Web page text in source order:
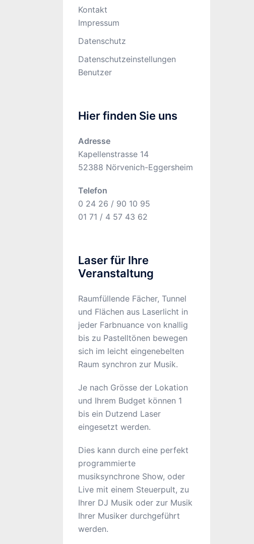
Kontakt
Impressum
Datenschutz
Datenschutzeinstellungen
Benutzer
Hier finden Sie uns
Adresse
Kapellenstrasse 14
52388 Nörvenich-Eggersheim
Telefon
0 24 26 / 90 10 95
01 71 / 4 57 43 62
Laser für Ihre
Veranstaltung
Raumfüllende Fächer, Tunnel
und Flächen aus Laserlicht in
jeder Farbnuance von knallig
bis zu Pastelltönen bewegen
sich im leicht eingenebelten
Raum synchron zur Musik.
Je nach Grösse der Lokation
und Ihrem Budget können 1
bis ein Dutzend Laser
eingesetzt werden.
Dies kann durch eine perfekt
programmierte
musiksynchrone Show, oder
Live mit einem Steuerpult, zu
Ihrer DJ Musik oder zur Musik
Ihrer Musiker durchgeführt
werden.